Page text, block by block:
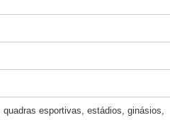
quadras esportivas, estádios, ginásios,